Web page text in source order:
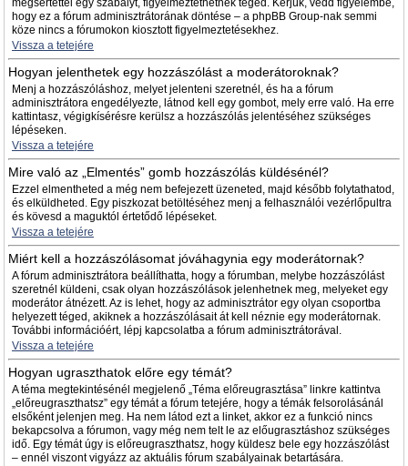
megsértettél egy szabályt, figyelmeztethetnek téged. Kérjük, vedd figyelembe,
hogy ez a fórum adminisztrátorának döntése – a phpBB Group-nak semmi
köze nincs a fórumokon kiosztott figyelmeztetésekhez.
Vissza a tetejére
Hogyan jelenthetek egy hozzászólást a moderátoroknak?
Menj a hozzászóláshoz, melyet jelenteni szeretnél, és ha a fórum
adminisztrátora engedélyezte, látnod kell egy gombot, mely erre való. Ha erre
kattintasz, végigkísérésre kerülsz a hozzászólás jelentéséhez szükséges
lépéseken.
Vissza a tetejére
Mire való az „Elmentés” gomb hozzászólás küldésénél?
Ezzel elmentheted a még nem befejezett üzeneted, majd később folytathatod,
és elküldheted. Egy piszkozat betöltéséhez menj a felhasználói vezérlőpultra
és kövesd a maguktól értetődő lépéseket.
Vissza a tetejére
Miért kell a hozzászólásomat jóváhagynia egy moderátornak?
A fórum adminisztrátora beállíthatta, hogy a fórumban, melybe hozzászólást
szeretnél küldeni, csak olyan hozzászólások jelenhetnek meg, melyeket egy
moderátor átnézett. Az is lehet, hogy az adminisztrátor egy olyan csoportba
helyezett téged, akiknek a hozzászólásait át kell néznie egy moderátornak.
További információért, lépj kapcsolatba a fórum adminisztrátorával.
Vissza a tetejére
Hogyan ugraszthatok előre egy témát?
A téma megtekintésénél megjelenő „Téma előreugrasztása” linkre kattintva
„előreugraszthatsz” egy témát a fórum tetejére, hogy a témák felsorolásánál
elsőként jelenjen meg. Ha nem látod ezt a linket, akkor ez a funkció nincs
bekapcsolva a fórumon, vagy még nem telt le az előugrasztáshoz szükséges
idő. Egy témát úgy is előreugraszthatsz, hogy küldesz bele egy hozzászólást
– ennél viszont vigyázz az aktuális fórum szabályainak betartására.